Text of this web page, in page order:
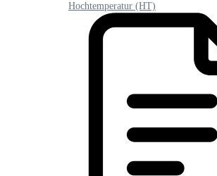
Hochtemperatur (HT)